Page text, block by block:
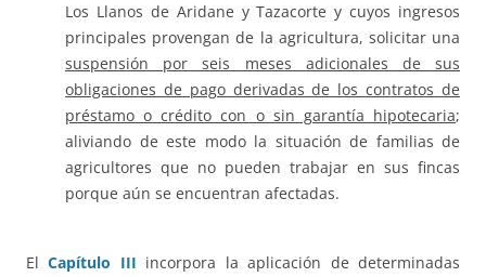
Los Llanos de Aridane y Tazacorte y cuyos ingresos
principales provengan de la agricultura, solicitar una
suspensión por seis meses adicionales de sus
obligaciones de pago derivadas de los contratos de
préstamo o crédito con o sin garantía hipotecaria;
aliviando de este modo la situación de familias de
agricultores que no pueden trabajar en sus fincas
porque aún se encuentran afectadas.
ElCapítulo III incorpora la aplicación de determinadas